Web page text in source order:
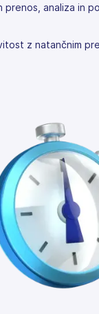
prenos, analiza in
z natančnim